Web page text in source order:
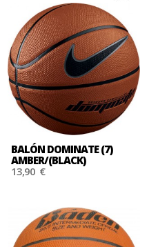
BALÓN DOMINATE (7)
AMBER/(BLACK)
13,90 €